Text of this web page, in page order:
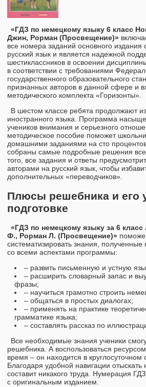
«ГДЗ по немецкому языку 6 класс
Джин, Рорман (Просвещение)»
все номера заданий основного издания
русский язык и является надежной
шестиклассников в освоении
в соответствии с требованиями
государственного образовательного
признанных авторов в данной сфере и
методического комплекта «Горизонты».
В шестом классе ребята продолжают
иностранного языка. Программа
учеников внимания и серьезного
методическое пособие поможет
домашними заданиями на сто
собраны самые подробные решения
того, все задания и ответы
авторами на русский язык, чтобы
дополнительных «переводчиков».
Плюсы решебника и его
подготовке
«ГДЗ по немецкому языку за 6
Ф., Рорман Л. (Просвещение)»
систематизировать знания, полученные
со всеми аспектами программы:
– развить письменную и устную
– расширить словарный запас и
фразы;
– научиться грамотно строить
– общаться в простых диалогах;
– применять на практике
грамматике языка;
– составлять рассказ по
Все необходимые знания ученики
решебника. А воспользоваться
время – он находится в круглосуточном
Благодаря удобной навигации
составит никакого труда. Нумерация
с оригинальным изданием.